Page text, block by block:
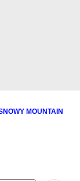
MOUNTAIN